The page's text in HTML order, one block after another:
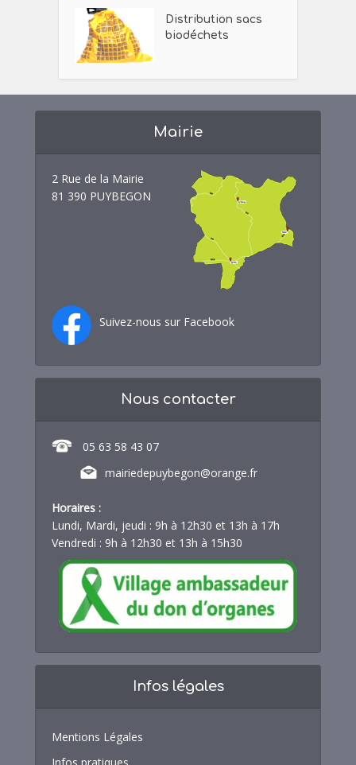
Distribution sacs
biodéchets
Mairie
2 Rue de la Mairie
81 390 PUYBEGON
Suivez-nous sur Facebook
Nous contacter
05 63 58 43 07
mairiedepuybegon@orange.fr
Horaires :
Lundi, Mardi, jeudi : 9h à 12h30 et 13h à 17h
Vendredi : 9h à 12h30 et 13h à 15h30
Infos légales
Mentions Légales